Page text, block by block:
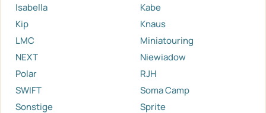
Isabella
Kabe
Kip
Knaus
LMC
Miniatouring
NEXT
Niewiadow
Polar
RJH
SWIFT
Soma Camp
Sonstige
Sprite